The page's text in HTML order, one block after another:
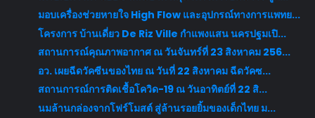
มอบเครื่องช่วยหายใจ High Flow และอุปกรณ์ทางการแพทย...
โครงการ บ้านเดี่ยว De Riz Ville กำแพงแสน นครปฐมเปิ...
สถานการณ์คุณภาพอากาศ ณ วันจันทร์ที่ 23 สิงหาคม 256...
อว. เผยฉีดวัคซีนของไทย ณ วันที่ 22 สิงหาคม ฉีดวัคซ...
สถานการณ์การติดเชื้อโควิด-19 ณ วันอาทิตย์ที่ 22 สิ...
นมล้านกล่องจากโฟร์โมสต์ สู่ล้านรอยยิ้มของเด็กไทย ม...